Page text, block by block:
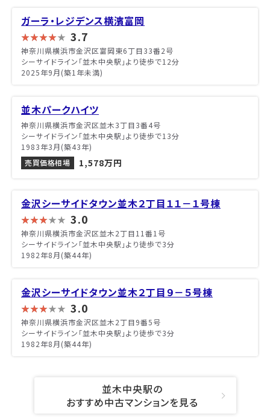
ガーラ・レジデンス横濱富岡
3.7
神奈川県横浜市金沢区富岡東6丁目33番2号
シーサイドライン「並木中央駅」より徒歩で12分
2025年9月(築1年未満)
並木パークハイツ
神奈川県横浜市金沢区並木3丁目3番4号
シーサイドライン「並木中央駅」より徒歩で13分
1983年3月(築43年)
売買価格相場
1,578万円
金沢シーサイドタウン並木２丁目１１－１号棟
3.0
神奈川県横浜市金沢区並木2丁目11番1号
シーサイドライン「並木中央駅」より徒歩で3分
1982年8月(築44年)
金沢シーサイドタウン並木２丁目９－５号棟
3.0
神奈川県横浜市金沢区並木2丁目9番5号
シーサイドライン「並木中央駅」より徒歩で3分
1982年8月(築44年)
並木中央駅の
おすすめ中古マンションを見る